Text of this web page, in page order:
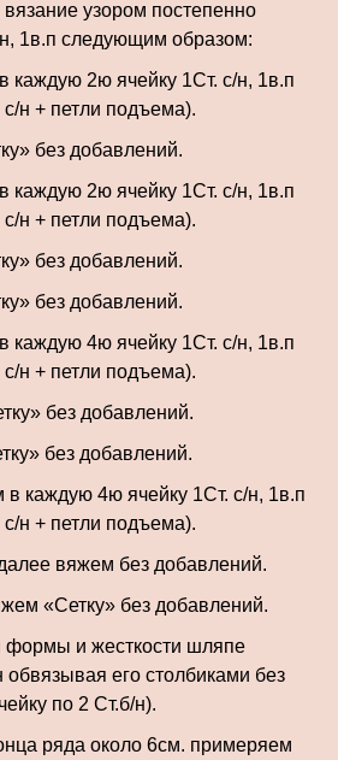
узором постепенно
1в.п следующим образом:
каждую 2ю ячейку 1Ст. с/н, 1в.п
с/н + петли подъема).
без добавлений.
каждую 2ю ячейку 1Ст. с/н, 1в.п
с/н + петли подъема).
без добавлений.
без добавлений.
каждую 4ю ячейку 1Ст. с/н, 1в.п
с/н + петли подъема).
без добавлений.
без добавлений.
каждую 4ю ячейку 1Ст. с/н, 1в.п
с/н + петли подъема).
вяжем без добавлений.
«Сетку» без добавлений.
формы и жесткости шляпе
его столбиками без
по 2 Ст.б/н).
ряда около 6см. примеряем